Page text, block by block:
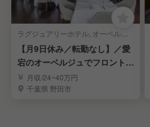
ラグジュアリーホテル, オーベルジュ | 宿泊部門 | 宿泊全般
【月9日休み／転勤なし】／愛
宕のオーベルジュでフロントス
タッフを募集
月収/24~40万円
千葉県 野田市